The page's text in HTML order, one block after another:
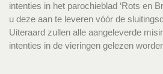
intenties in het parochieblad ‘Rots en
u deze aan te leveren vóór de
Uiteraard zullen alle aangeleverde
intenties in de vieringen gelezen